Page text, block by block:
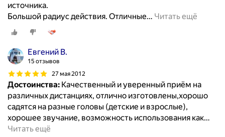
источника.
Большой радиус действия. Отличные… Читать ещё
Евгений В.
15 отзывов
27 мая 2012
Достоинства: Качественный и уверенный приём на
различных дистанциях, отлично изготовлены,хорошо
садятся на разные головы (детские и взрослые),
хорошее звучание, возможность использования как…
Читать ещё